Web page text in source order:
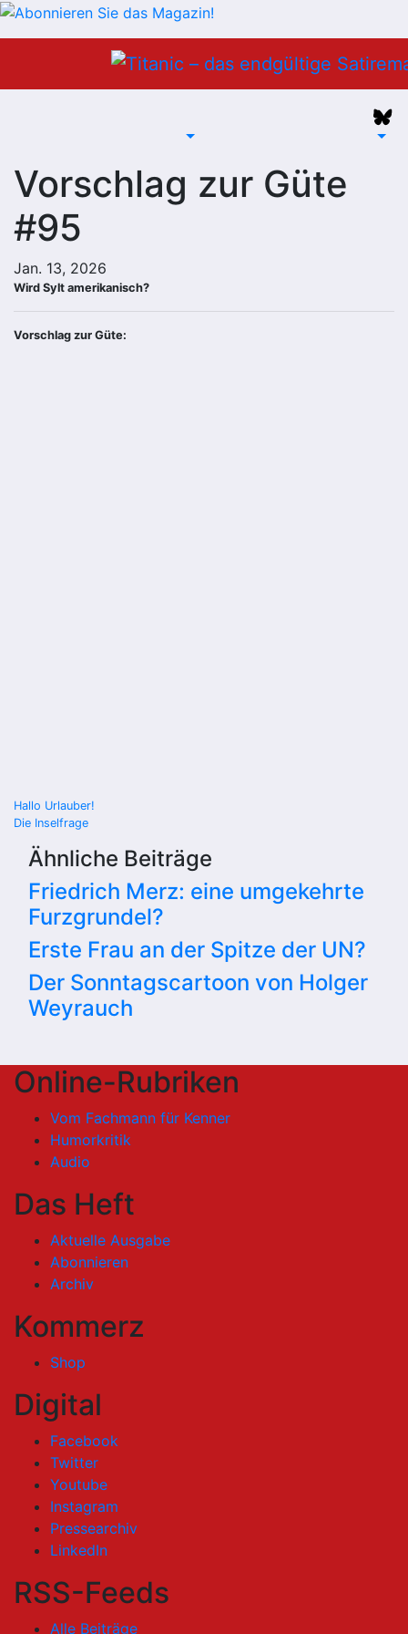
Vorschlag zur Güte
#95
Jan. 13, 2026
Wird Sylt amerikanisch?
Vorschlag zur Güte:
Beitragsnavigation
Hallo Urlauber!
Die Inselfrage
Ähnliche Beiträge
Friedrich Merz: eine umgekehrte
Furzgrundel?
Erste Frau an der Spitze der UN?
Der Sonntagscartoon von Holger
Weyrauch
Online-Rubriken
Vom Fachmann für Kenner
Humorkritik
Audio
Das Heft
Aktuelle Ausgabe
Abonnieren
Archiv
Kommerz
Shop
Digital
Facebook
Twitter
Youtube
Instagram
Pressearchiv
LinkedIn
RSS-Feeds
Alle Beiträge